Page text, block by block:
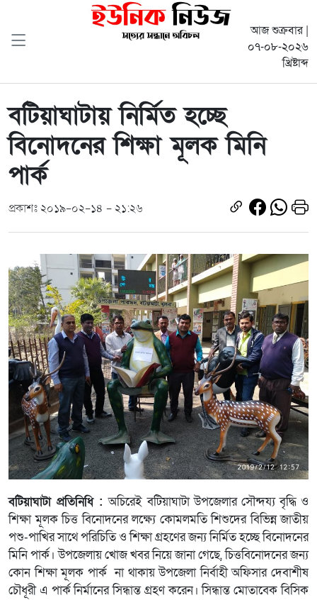
আজ শুক্রবার |
০৭-০৮-২০২৬
খ্রিষ্টাব্দ
বটিয়াঘাটায় নির্মিত হচ্ছে
বিনোদনের শিক্ষা মূলক মিনি
পার্ক
প্রকাশঃ ২০১৯-০২-১৪ - ২১:২৬
বটিয়াঘাটা প্রতিনিধি :অচিরেই বটিয়াঘাটা উপজেলার সৌন্দয্য বৃদ্ধি ও
শিক্ষা মূলক চিত্ত বিনোদনের লক্ষ্যে কোমলমতি শিশুদের বিভিন্ন জাতীয়
পশু-পাখির সাথে পরিচিতি ও শিক্ষা গ্রহণের জন্য নির্মিত হচ্ছে বিনোদনের
মিনি পার্ক। উপজেলায় খোজ খবর নিয়ে জানা গেছে, চিত্তবিনোদনের জন্য
কোন শিক্ষা মূলক পার্ক না থাকায় উপজেলা নির্বাহী অফিসার দেবাশীষ
চৌধূরী এ পার্ক নির্মানের সিন্ধান্ত গ্রহণ করেন। সিন্ধান্ত মোতাবেক বিসিক